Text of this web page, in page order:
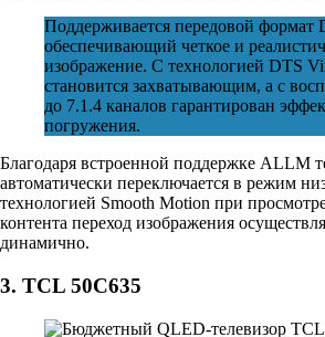
Поддерживается передовой формат
обеспечивающий четкое и
изображение. С технологией DTS
становится захватывающим, а с
до 7.1.4 каналов гарантирован
погружения.
Благодаря встроенной поддержке ALLM
автоматически переключается в режим
технологией Smooth Motion при
контента переход изображения
динамично.
3. TCL 50C635